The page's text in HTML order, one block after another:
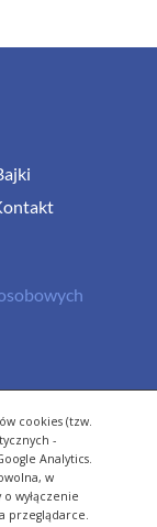
cookies (tzw.
-
Analytics.
w
wyłączenie
przeglądarce.